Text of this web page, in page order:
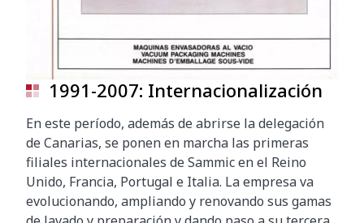
1991-2007: Internacionalización
En este período, además de abrirse la delegación
de Canarias, se ponen en marcha las primeras
filiales internacionales de Sammic en el Reino
Unido, Francia, Portugal e Italia. La empresa va
evolucionando, ampliando y renovando sus gamas